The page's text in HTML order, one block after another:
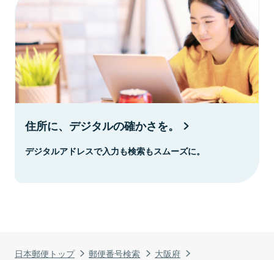
日本郵便トップ 郵便番号検索
大阪府
住所に、デジタルの確かさを。
デジタルアドレスで入力も検索もスムーズに。